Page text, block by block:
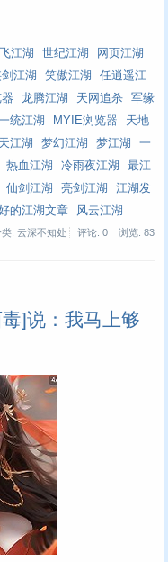
江湖 世纪江湖
网页江湖
江湖 笑傲江湖
任逍遥江
龙腾江湖 天网追杀
军缘
统江湖 MYIE浏览器
天地
江湖 梦幻江湖 梦江湖
一
热血江湖 冷雨夜江湖
最江
仙剑江湖 亮剑江湖
江湖发
的江湖文章 风云江湖
类: 云深不知处 评论: 0 浏览: 83
]说：我马上够